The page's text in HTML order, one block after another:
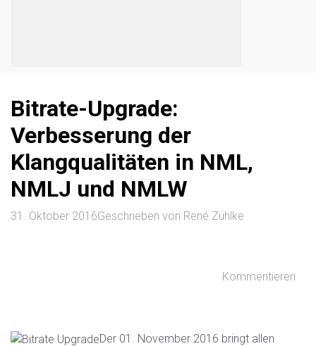
Bitrate-Upgrade:
Verbesserung der
Klangqualitäten in NML,
NMLJ und NMLW
31. Oktober 2016Geschrieben von René Zühlke
Kommentieren
Der 01. November 2016 bringt allen